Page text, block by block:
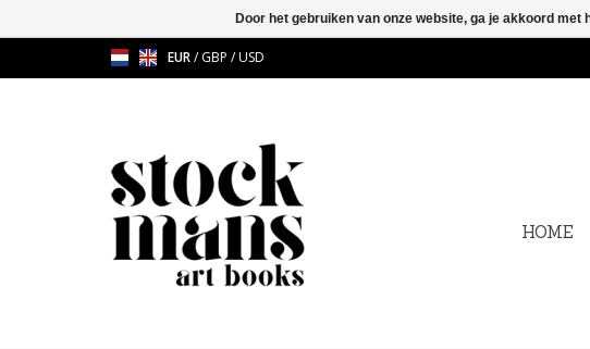
EUR/GBP /USD
HOME
Door het gebruiken van onze website, ga je akkoord